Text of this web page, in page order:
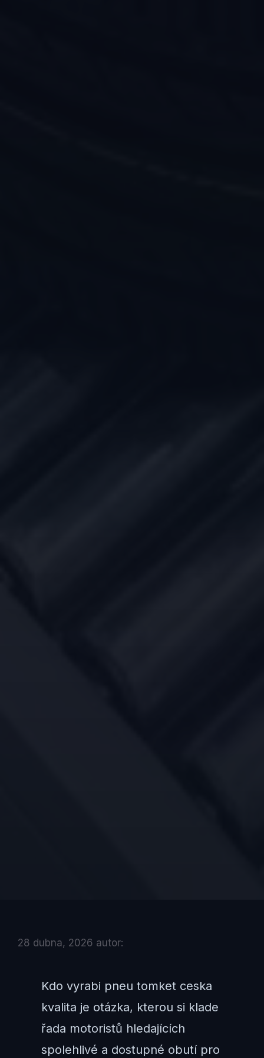
28 dubna, 2026 autor:
Kdo vyrabi pneu tomket ceska
kvalita je otázka, kterou si klade
řada motoristů hledajících
spolehlivé a dostupné obutí pro